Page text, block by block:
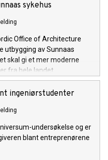
sykehus
Office of Architecture
utbygging av Sunnaas
skal gi et mer moderne
fra hele landet.
ingeniørstudenter
undersøkelse og er
blant entreprenørene